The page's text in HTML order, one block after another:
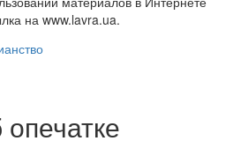
на www.lavra.ua.